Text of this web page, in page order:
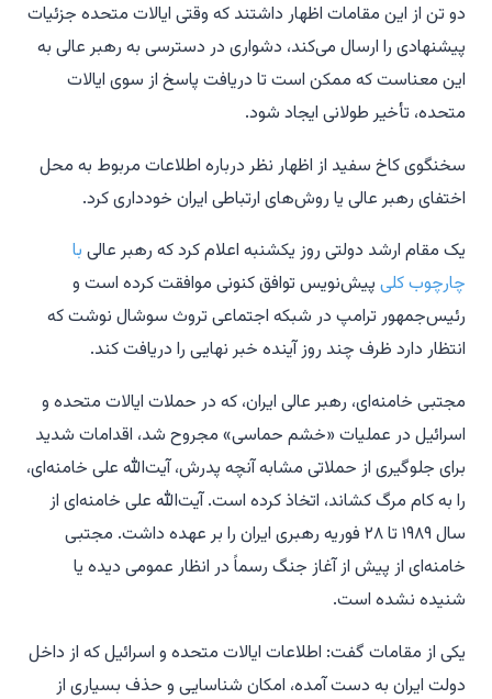
دو تن از این مقامات اظهار داشتند که وقتی ایالات متحده جزئیات
پیشنهادی را ارسال می‌کند، دشواری در دسترسی به رهبر عالی به
این معناست که ممکن است تا دریافت پاسخ از سوی ایالات
متحده، تأخیر طولانی ایجاد شود.
سخنگوی کاخ سفید از اظهار نظر درباره اطلاعات مربوط به محل
اختفای رهبر عالی یا روش‌های ارتباطی ایران خودداری کرد.
یک مقام ارشد دولتی روز یکشنبه اعلام کرد که رهبر عالی با
چارچوب کلی پیش‌نویس توافق کنونی موافقت کرده است و
رئیس‌جمهور ترامپ در شبکه اجتماعی تروث سوشال نوشت که
انتظار دارد ظرف چند روز آینده خبر نهایی را دریافت کند.
مجتبی خامنه‌ای، رهبر عالی ایران، که در حملات ایالات متحده و
اسرائیل در عملیات «خشم حماسی» مجروح شد، اقدامات شدید
برای جلوگیری از حملاتی مشابه آنچه پدرش، آیت‌الله علی خامنه‌ای،
را به کام مرگ کشاند، اتخاذ کرده است. آیت‌الله علی خامنه‌ای از
سال ۱۹۸۹ تا ۲۸ فوریه رهبری ایران را بر عهده داشت. مجتبی
خامنه‌ای از پیش از آغاز جنگ رسماً در انظار عمومی دیده یا
شنیده نشده است.
یکی از مقامات گفت: اطلاعات ایالات متحده و اسرائیل که از داخل
دولت ایران به دست آمده، امکان شناسایی و حذف بسیاری از